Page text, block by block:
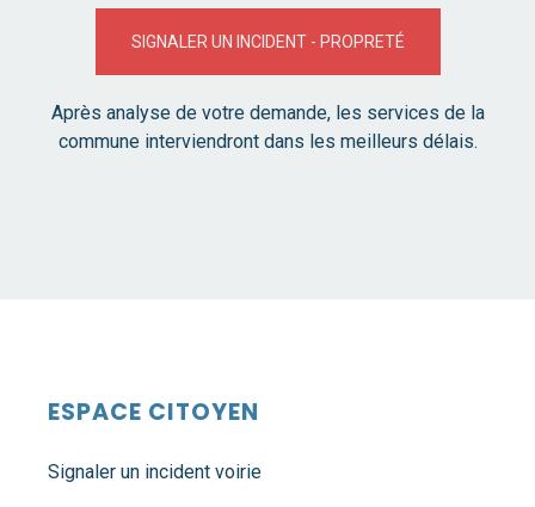
SIGNALER UN INCIDENT - PROPRETÉ
Après analyse de votre demande, les services de la
commune interviendront dans les meilleurs délais.
ESPACE CITOYEN
Signaler un incident voirie